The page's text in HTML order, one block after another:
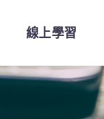
線上學習